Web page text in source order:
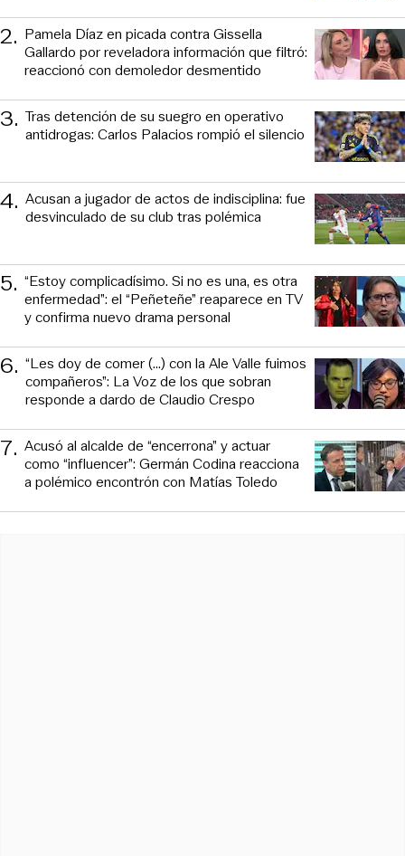
2. Pamela Díaz en picada contra Gissella
Gallardo por reveladora información que filtró:
reaccionó con demoledor desmentido
3. Tras detención de su suegro en operativo
antidrogas: Carlos Palacios rompió el silencio
4. Acusan a jugador de actos de indisciplina: fue
desvinculado de su club tras polémica
5. “Estoy complicadísimo. Si no es una, es otra
enfermedad”: el “Peñeteñe” reaparece en TV
y confirma nuevo drama personal
6. “Les doy de comer (...) con la Ale Valle fuimos
compañeros”: La Voz de los que sobran
responde a dardo de Claudio Crespo
7. Acusó al alcalde de “encerrona” y actuar
como “influencer”: Germán Codina reacciona
a polémico encontrón con Matías Toledo